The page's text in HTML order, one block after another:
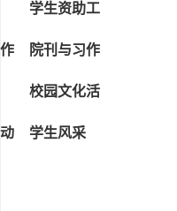
学生资助工
作 院刊与习作
校园文化活
动 学生风采